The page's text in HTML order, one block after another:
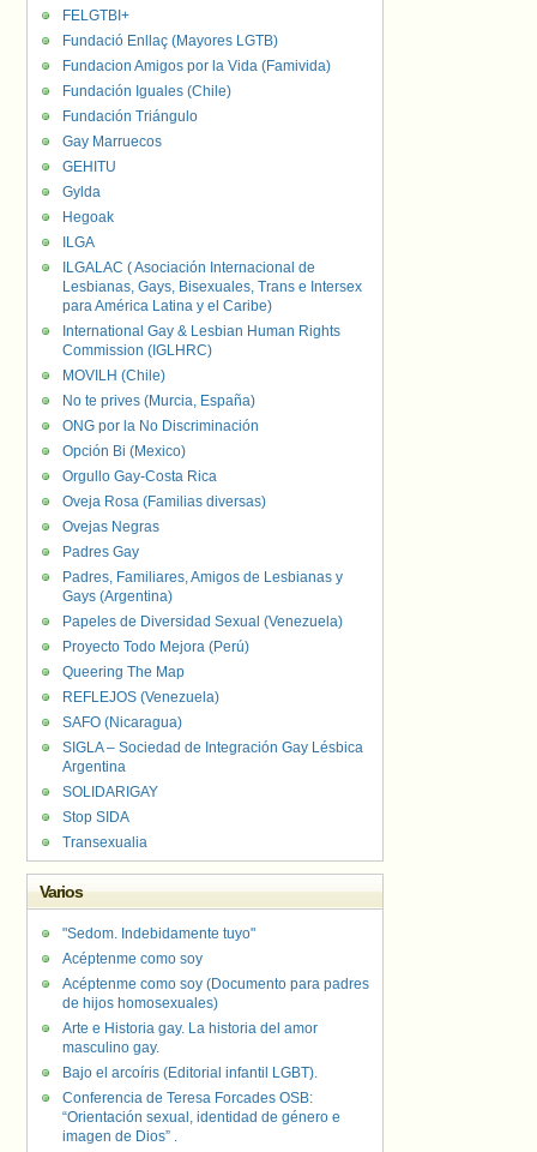
FELGTBI+
Fundació Enllaç (Mayores LGTB)
Fundacion Amigos por la Vida (Famivida)
Fundación Iguales (Chile)
Fundación Triángulo
Gay Marruecos
GEHITU
Gylda
Hegoak
ILGA
ILGALAC ( Asociación Internacional de
Lesbianas, Gays, Bisexuales, Trans e Intersex
para América Latina y el Caribe)
International Gay & Lesbian Human Rights
Commission (IGLHRC)
MOVILH (Chile)
No te prives (Murcia, España)
ONG por la No Discriminación
Opción Bi (Mexico)
Orgullo Gay-Costa Rica
Oveja Rosa (Familias diversas)
Ovejas Negras
Padres Gay
Padres, Familiares, Amigos de Lesbianas y
Gays (Argentina)
Papeles de Diversidad Sexual (Venezuela)
Proyecto Todo Mejora (Perú)
Queering The Map
REFLEJOS (Venezuela)
SAFO (Nicaragua)
SIGLA – Sociedad de Integración Gay Lésbica
Argentina
SOLIDARIGAY
Stop SIDA
Transexualia
Varios
"Sedom. Indebidamente tuyo"
Acéptenme como soy
Acéptenme como soy (Documento para padres
de hijos homosexuales)
Arte e Historia gay. La historia del amor
masculino gay.
Bajo el arcoíris (Editorial infantil LGBT).
Conferencia de Teresa Forcades OSB:
“Orientación sexual, identidad de género e
imagen de Dios” .